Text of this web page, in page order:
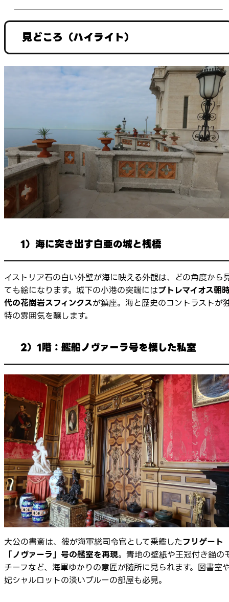
見どころ（ハイライト）
1）海に突き出す白亜の城と桟橋
イストリア石の白い外壁が海に映える外観は、どの角度から
ても絵になります。城下の小港の突端にはプトレマイオス朝
代の花崗岩スフィンクスが鎮座。海と歴史のコントラストが
特の雰囲気を醸します。
2）1階：艦船ノヴァーラ号を模した私室
大公の書斎は、彼が海軍総司令官として乗艦したフリゲート
「ノヴァーラ」号の艦室を再現。青地の壁紙や王冠付き錨の
チーフなど、海軍ゆかりの意匠が随所に見られます。図書室
妃シャルロットの淡いブルーの部屋も必見。